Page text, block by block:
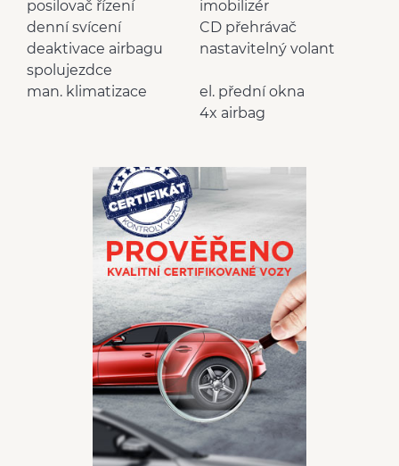
imobilizér
posilovač řízení
CD přehrávač
denní svícení
nastavitelný volant
deaktivace airbagu
spolujezdce
el. přední okna
man. klimatizace
4x airbag